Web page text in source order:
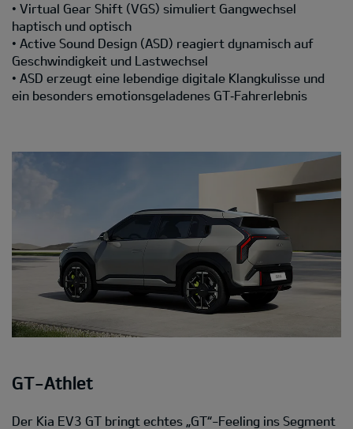
• Virtual Gear Shift (VGS) simuliert Gangwechsel
haptisch und optisch
• Active Sound Design (ASD) reagiert dynamisch auf
Geschwindigkeit und Lastwechsel
• ASD erzeugt eine lebendige digitale Klangkulisse und
ein besonders emotionsgeladenes GT‑Fahrerlebnis
GT-Athlet
Der Kia EV3 GT bringt echtes „GT“-Feeling ins Segment